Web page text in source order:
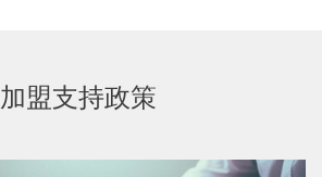
加盟支持政策